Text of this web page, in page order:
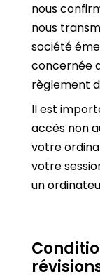
nous
nous
société
concernée
règlement
Il est
accès non
votre
votre
un